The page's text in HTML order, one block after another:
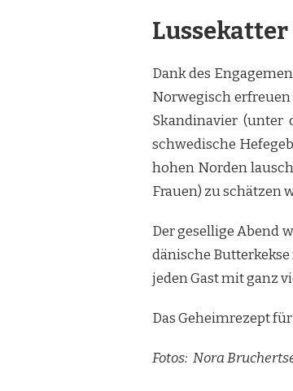
Dank des
Norwegisch
Skandinavier (unter
schwedische
hohen Norden
Frauen) zu schätzen
Der gesellige Abend
dänische
jeden Gast mit ganz
Das Geheimrezept
Fotos: Nora